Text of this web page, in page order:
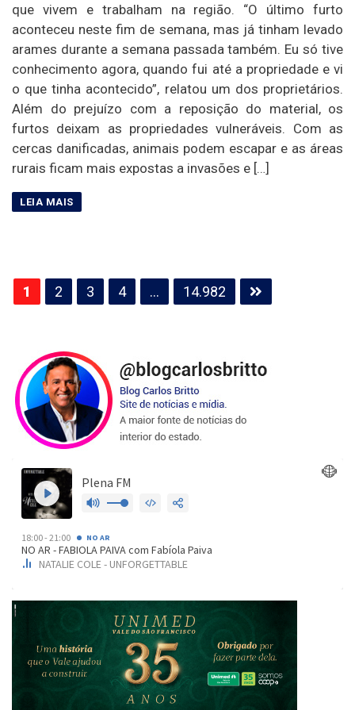
que vivem e trabalham na região. “O último furto
aconteceu neste fim de semana, mas já tinham levado
arames durante a semana passada também. Eu só tive
conhecimento agora, quando fui até a propriedade e vi
o que tinha acontecido”, relatou um dos proprietários.
Além do prejuízo com a reposição do material, os
furtos deixam as propriedades vulneráveis. Com as
cercas danificadas, animais podem escapar e as áreas
rurais ficam mais expostas a invasões e […]
Paginação
de
1 2 3 4 … 14.982